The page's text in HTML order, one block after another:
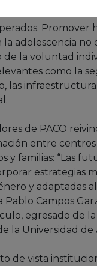
Promover
la adolescencia no
de la voluntad
como la
las
de PACO
entre
y familias: “Las
estrategias
y adaptadas
Pablo Campos
egresado de la
la Universidad de
de vista